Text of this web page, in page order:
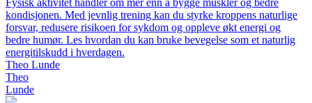
Fysisk aktivitet handler om mer enn å bygge muskler og bedre
kondisjonen. Med jevnlig trening kan du styrke kroppens naturlige
forsvar, redusere risikoen for sykdom og oppleve økt energi og
bedre humør. Les hvordan du kan bruke bevegelse som et naturlig
energitilskudd i hverdagen.
Theo Lunde
Theo
Lunde